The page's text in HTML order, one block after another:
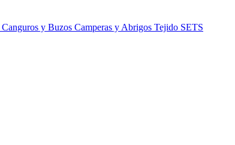
Canguros y Buzos Camperas y Abrigos Tejido SETS